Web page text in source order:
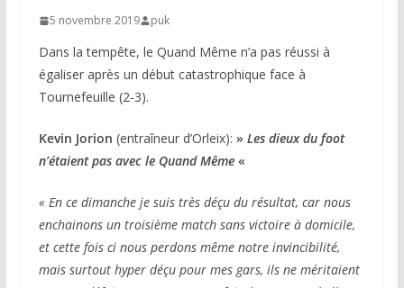
5 novembre 2019 puk
Dans la tempête, le Quand Même n’a pas réussi à
égaliser après un début catastrophique face à
Tournefeuille (2-3).
Kevin Jorion (entraîneur d’Orleix): » Les dieux du foot
n’étaient pas avec le Quand Même«
« En ce dimanche je suis très déçu du résultat, car nous
enchainons un troisième match sans victoire à domicile,
et cette fois ci nous perdons même notre invincibilité,
mais surtout hyper déçu pour mes gars, ils ne méritaient